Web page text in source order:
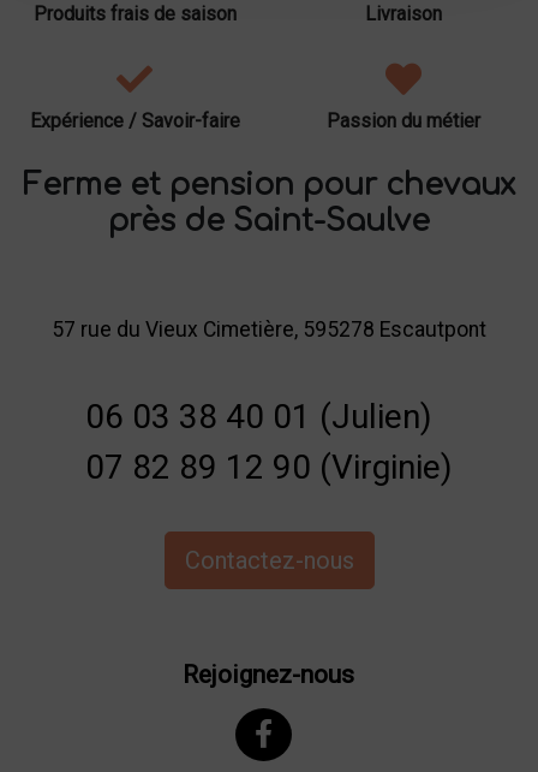
Produits frais de saison Livraison
Expérience / Savoir-faire Passion du métier
Ferme et pension pour chevaux
près de Saint-Saulve
57 rue du Vieux Cimetière, 595278 Escautpont
06 03 38 40 01 (Julien)
07 82 89 12 90 (Virginie)
Contactez-nous
Rejoignez-nous